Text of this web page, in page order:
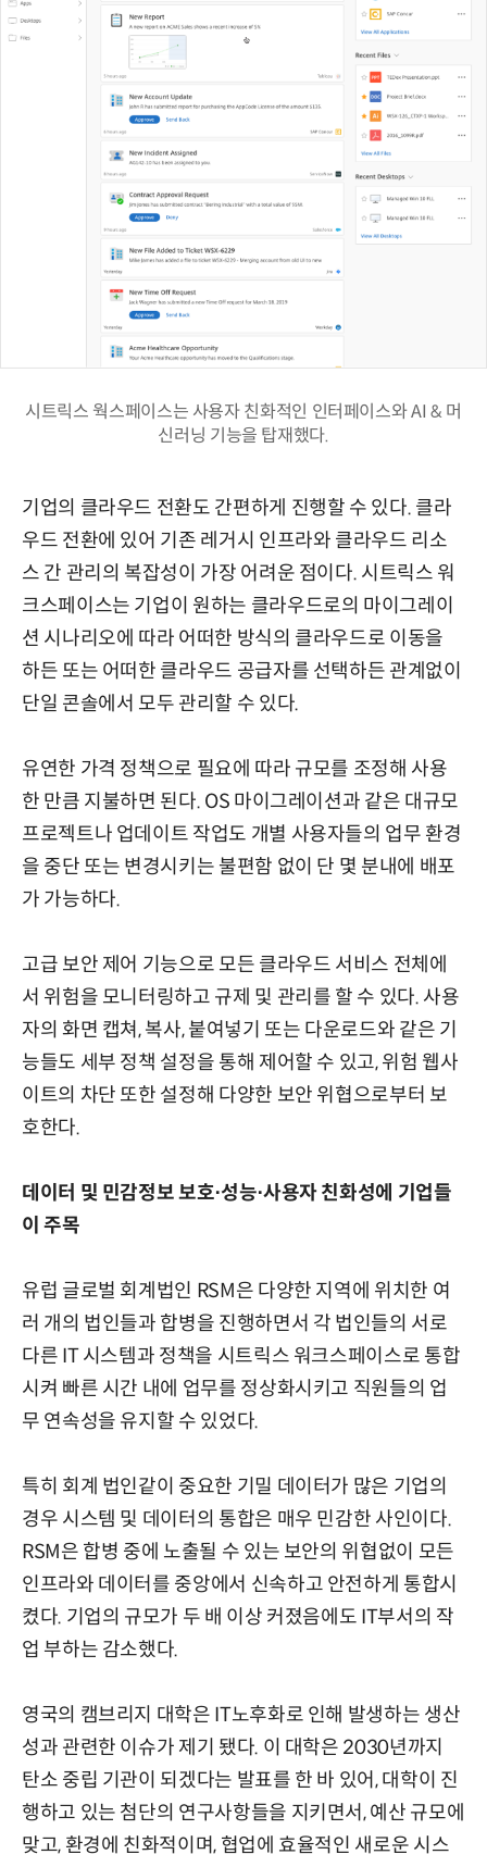
시트릭스 웍스페이스는 사용자 친화적인 인터페이스와 AI & 머
신러닝 기능을 탑재했다.
기업의 클라우드 전환도 간편하게 진행할 수 있다. 클라
우드 전환에 있어 기존 레거시 인프라와 클라우드 리소
스 간 관리의 복잡성이 가장 어려운 점이다. 시트릭스 워
크스페이스는 기업이 원하는 클라우드로의 마이그레이
션 시나리오에 따라 어떠한 방식의 클라우드로 이동을
하든 또는 어떠한 클라우드 공급자를 선택하든 관계없이
단일 콘솔에서 모두 관리할 수 있다.
유연한 가격 정책으로 필요에 따라 규모를 조정해 사용
한 만큼 지불하면 된다. OS 마이그레이션과 같은 대규모
프로젝트나 업데이트 작업도 개별 사용자들의 업무 환경
을 중단 또는 변경시키는 불편함 없이 단 몇 분내에 배포
가 가능하다.
고급 보안 제어 기능으로 모든 클라우드 서비스 전체에
서 위험을 모니터링하고 규제 및 관리를 할 수 있다. 사용
자의 화면 캡쳐, 복사, 붙여넣기 또는 다운로드와 같은 기
능들도 세부 정책 설정을 통해 제어할 수 있고, 위험 웹사
이트의 차단 또한 설정해 다양한 보안 위협으로부터 보
호한다.
데이터 및 민감정보 보호⋅성능⋅사용자 친화성에 기업들
이 주목
유럽 글로벌 회계법인 RSM은 다양한 지역에 위치한 여
러 개의 법인들과 합병을 진행하면서 각 법인들의 서로
다른 IT 시스템과 정책을 시트릭스 워크스페이스로 통합
시켜 빠른 시간 내에 업무를 정상화시키고 직원들의 업
무 연속성을 유지할 수 있었다.
특히 회계 법인같이 중요한 기밀 데이터가 많은 기업의
경우 시스템 및 데이터의 통합은 매우 민감한 사인이다.
RSM은 합병 중에 노출될 수 있는 보안의 위협없이 모든
인프라와 데이터를 중앙에서 신속하고 안전하게 통합시
켰다. 기업의 규모가 두 배 이상 커졌음에도 IT부서의 작
업 부하는 감소했다.
영국의 캠브리지 대학은 IT노후화로 인해 발생하는 생산
성과 관련한 이슈가 제기 됐다. 이 대학은 2030년까지
탄소 중립 기관이 되겠다는 발표를 한 바 있어, 대학이 진
행하고 있는 첨단의 연구사항들을 지키면서, 예산 규모에
맞고, 환경에 친화적이며, 협업에 효율적인 새로운 시스